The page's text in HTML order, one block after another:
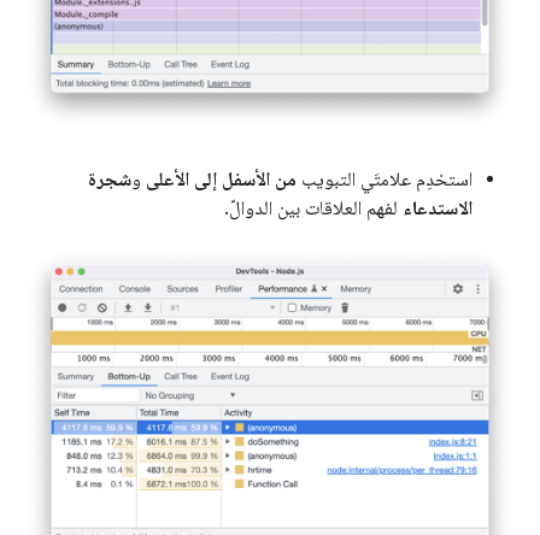
استخدِم علامتَي التبويب من الأسفل إلى الأعلى وشجرة
الاستدعاء لفهم العلاقات بين الدوالّ.